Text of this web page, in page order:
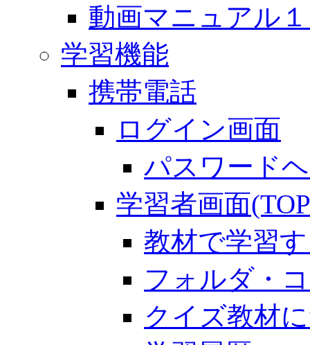
動画マニュアル
学習機能
携帯電話
ログイン画面
パスワード
学習者画面
教材で学習
フォルダ・
クイズ教材